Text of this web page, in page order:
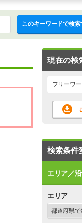
このキーワードで検索
現在の検
フリーワ
検索条件
エリア／
エリア